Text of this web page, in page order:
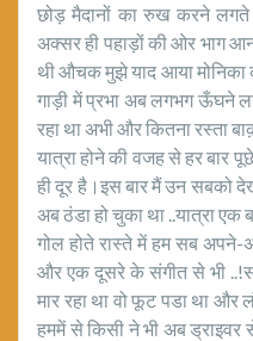
छोड़ मैदानों का रुख करने
अक्सर ही पहाड़ों की ओर भाग
थी औचक मुझे याद आया मोनिका
गाड़ी में प्रभा अब लगभग ऊँघने
रहा था अभी और कितना रस्ता
यात्रा होने की वजह से हर बार
ही दूर है।इस बार मैं उन सबको
अब ठंडा हो चुका था ..यात्रा एक
गोल होते रास्ते में हम सब
और एक दूसरे के संगीत से भी
मार रहा था वो फूट पडा था और
हममें से किसी ने भी अब